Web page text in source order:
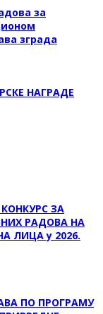
за
зграда
НАГРАДЕ
КОНКУРС ЗА
РАДОВА НА
ЛИЦА у 2026.
ПО ПРОГРАМУ